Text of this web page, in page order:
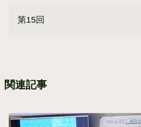
第15回
関連記事